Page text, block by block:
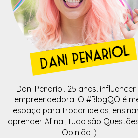
Dani Penariol, 25 anos, influencer
empreendedora. O #BlogQO é
espaço para trocar ideias,
aprender. Afinal, tudo são
Opinião :)